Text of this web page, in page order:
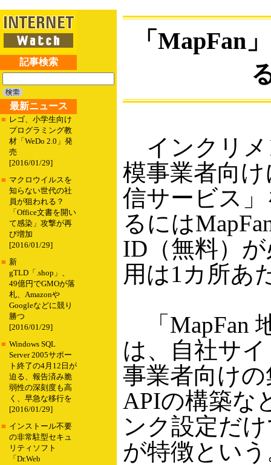
記事検索
最新ニュース
■ レゴ、小学生向け
プログラミング教
材「WeDo 2.0」発
売
[2016/01/29]
■ マクロウイルスを
知らない世代の社
員が狙われる？
「Office文書を開い
て感染」攻撃が再
び増加
[2016/01/29]
■ 新
gTLD「.shop」、
49億円でGMOが落
札、Amazonや
Googleなどに競り
勝つ
[2016/01/29]
■ Windows SQL
Server 2005サポー
ト終了の4月12日が
迫る、報告済み脆
弱性の深刻度も高
く、早急な移行を
[2016/01/29]
■ インストール不要
の非常駐型セキュ
リティソフト
「Dr.Web
「MapFan
インクリメ
模事業者向け
信サービス
るには
ID（無料）
用は1カ所あ
「MapFan
は、自社サ
事業者向け
APIの構築な
ンク設定だ
が特徴とい